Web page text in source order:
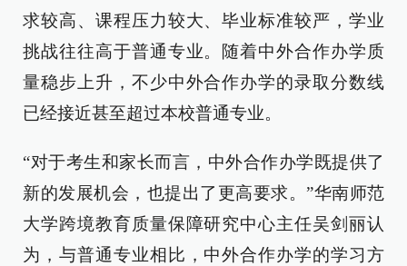
求较高、课程压力较大、毕业标准较严，学业
挑战往往高于普通专业。随着中外合作办学质
量稳步上升，不少中外合作办学的录取分数线
已经接近甚至超过本校普通专业。
“对于考生和家长而言，中外合作办学既提供了
新的发展机会，也提出了更高要求。”华南师范
大学跨境教育质量保障研究中心主任吴剑丽认
为，与普通专业相比，中外合作办学的学习方